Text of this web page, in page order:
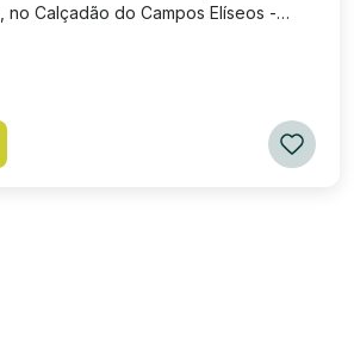
no Calçadão do Campos Elíseos -